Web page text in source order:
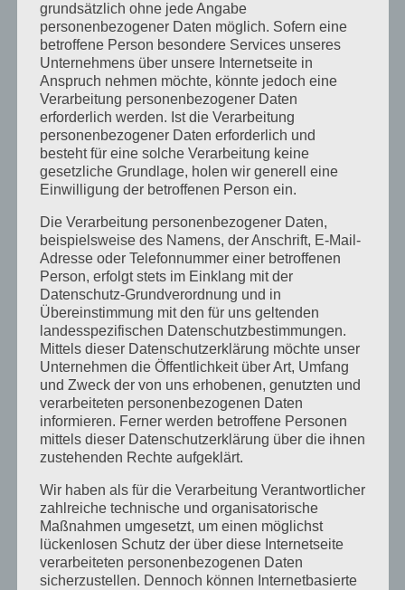
Katrin JostzuKletterwald auf Englisch
Christine NeuhauszuKletterwald auf Englisch
WiebkezuEaster camp summary from our
Senior boys!
Katrin JostzuEaster camp summary from our
Senior boys!
WiebkezuEaster camp summary from our
Senior boys!
Archiv
September 2021
Februar 2021
Oktober 2020
September 2020
August 2020
Juli 2020
Juni 2020
Mai 2020
April 2020
März 2020
August 2019
grundsätzlich ohne jede Angabe
personenbezogener Daten möglich. Sofern eine
betroffene Person besondere Services unseres
Unternehmens über unsere Internetseite in
Anspruch nehmen möchte, könnte jedoch eine
Verarbeitung personenbezogener Daten
erforderlich werden. Ist die Verarbeitung
personenbezogener Daten erforderlich und
besteht für eine solche Verarbeitung keine
gesetzliche Grundlage, holen wir generell eine
Einwilligung der betroffenen Person ein.
Die Verarbeitung personenbezogener Daten,
beispielsweise des Namens, der Anschrift, E-Mail-
Adresse oder Telefonnummer einer betroffenen
Person, erfolgt stets im Einklang mit der
Datenschutz-Grundverordnung und in
Übereinstimmung mit den für uns geltenden
landesspezifischen Datenschutzbestimmungen.
Mittels dieser Datenschutzerklärung möchte unser
Unternehmen die Öffentlichkeit über Art, Umfang
und Zweck der von uns erhobenen, genutzten und
verarbeiteten personenbezogenen Daten
informieren. Ferner werden betroffene Personen
mittels dieser Datenschutzerklärung über die ihnen
zustehenden Rechte aufgeklärt.
Wir haben als für die Verarbeitung Verantwortlicher
zahlreiche technische und organisatorische
Maßnahmen umgesetzt, um einen möglichst
lückenlosen Schutz der über diese Internetseite
verarbeiteten personenbezogenen Daten
sicherzustellen. Dennoch können Internetbasierte